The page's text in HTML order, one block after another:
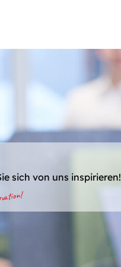
sich von uns inspirieren!